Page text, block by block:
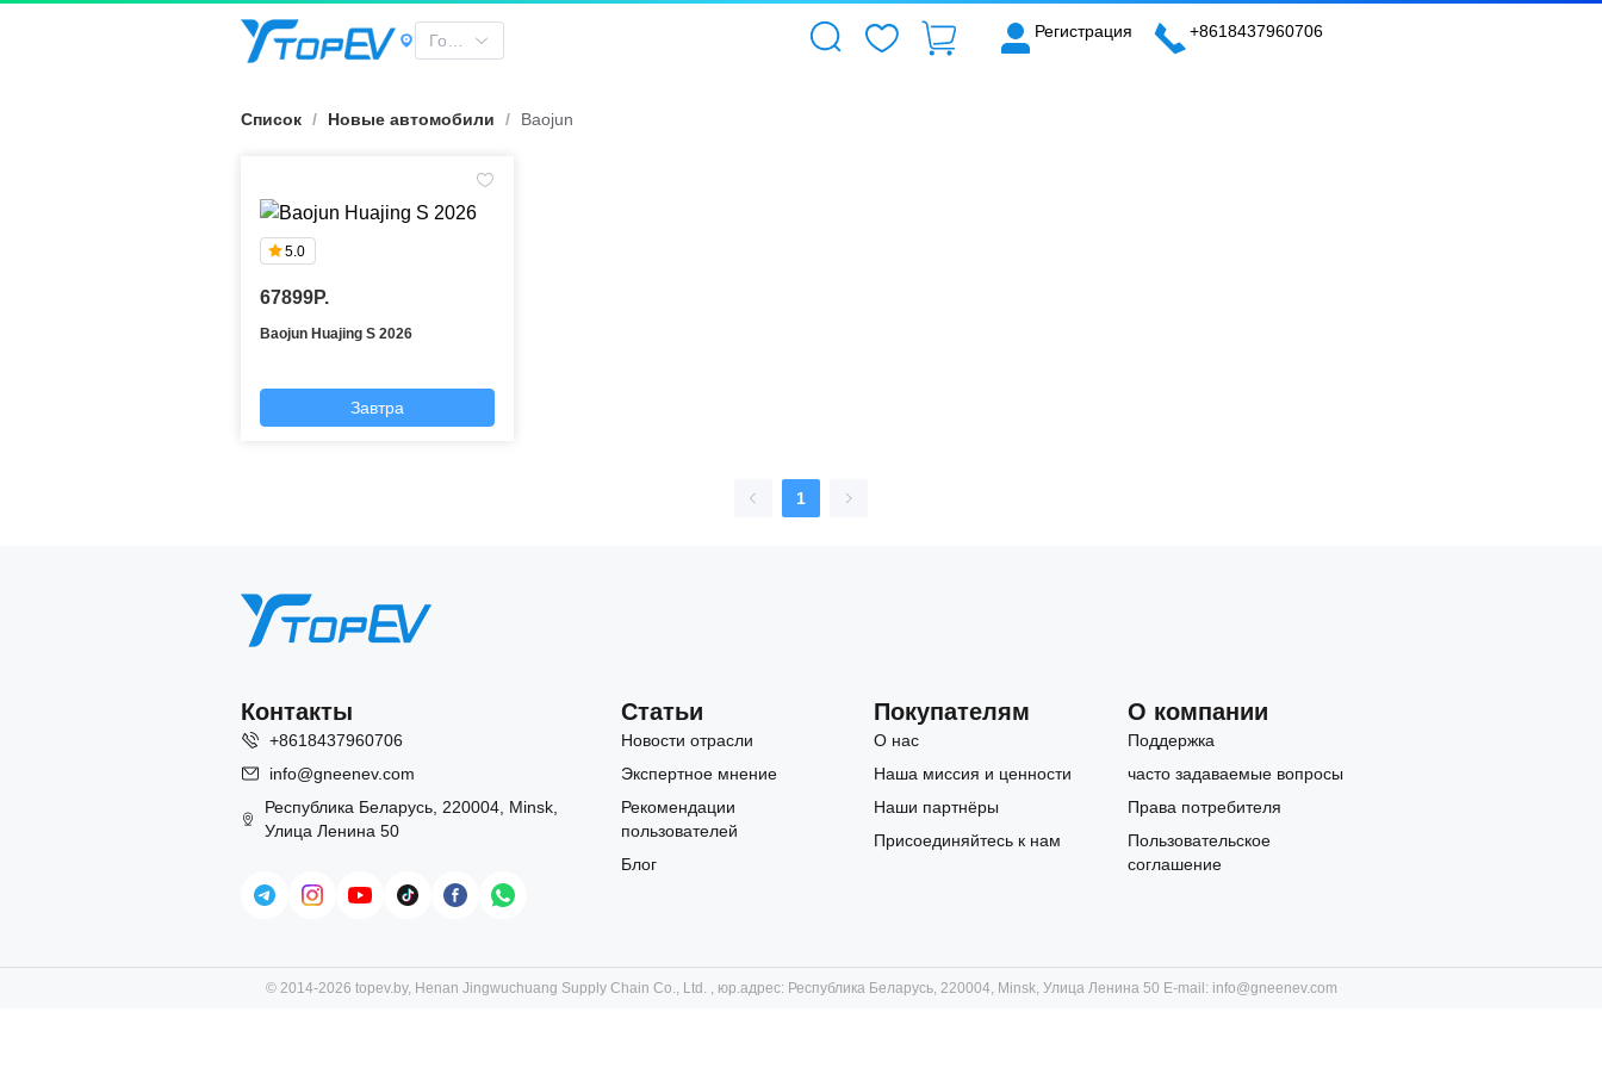
Город
Регистрация +8618437960706
Список / Новые автомобили / Baojun
5.0
67899P.
Baojun Huajing S 2026
Завтра
1
Контакты
+8618437960706
info@gneenev.com
Республика Беларусь, 220004, Minsk,
Улица Ленина 50
Статьи
Новости отрасли
Экспертное мнение
Рекомендации
пользователей
Блог
Покупателям
О нас
Наша миссия и ценности
Наши партнёры
Присоединяйтесь к нам
О компании
Поддержка
часто задаваемые вопросы
Права потребителя
Пользовательское
соглашение
© 2014-2026 topev.by, Henan Jingwuchuang Supply Chain Co., Ltd. , юр.адрес: Республика Беларусь, 220004, Minsk, Улица Ленина 50 E-mail: info@gneenev.com